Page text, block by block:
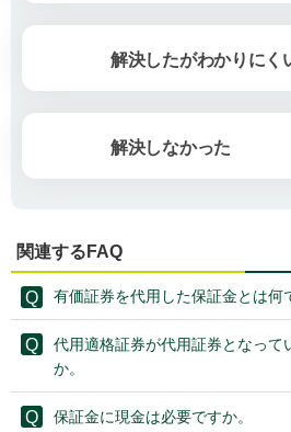
解決したがわかりにく
解決しなかった
関連するFAQ
有価証券を代用した保証金とは何
代用適格証券が代用証券となって
か。
保証金に現金は必要ですか。